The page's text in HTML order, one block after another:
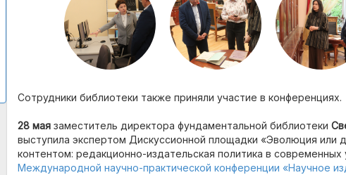
Сотрудники библиотеки также приняли участие в конференциях.
28 мая заместитель директора фундаментальной библиотеки
выступила экспертом Дискуссионной площадки «Эволюция или
контентом: редакционно-издательская политика в современных
Международной научно-практической конференции «Научное